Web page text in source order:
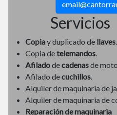
Servicios
Copiay duplicado de llaves.
Copia detelemandos.
Afiladodecadenasde
Afilado decuchillos.
Alquiler de maquinaria de
Alquiler de maquinaria de
Reparación de maquinaria